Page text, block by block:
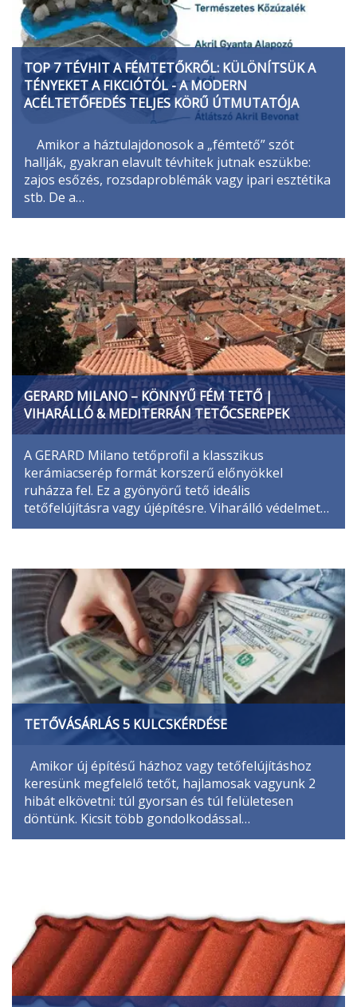
TOP 7 TÉVHIT A FÉMTETŐKRŐL: KÜLÖNÍTSÜK A
TÉNYEKET A FIKCIÓTÓL - A MODERN
ACÉLTETŐFEDÉS TELJES KÖRŰ ÚTMUTATÓJA
Amikor a háztulajdonosok a „fémtető” szót
hallják, gyakran elavult tévhitek jutnak eszükbe:
zajos esőzés, rozsdaproblémák vagy ipari esztétika
stb. De a…
GERARD MILANO – KÖNNYŰ FÉM TETŐ |
VIHARÁLLÓ & MEDITERRÁN TETŐCSEREPEK
A GERARD Milano tetőprofil a klasszikus
kerámiacserép formát korszerű előnyökkel
ruházza fel. Ez a gyönyörű tető ideális
tetőfelújításra vagy újépítésre. Viharálló védelmet…
TETŐVÁSÁRLÁS 5 KULCSKÉRDÉSE
Amikor új építésű házhoz vagy tetőfelújításhoz
keresünk megfelelő tetőt, hajlamosak vagyunk 2
hibát elkövetni: túl gyorsan és túl felületesen
döntünk. Kicsit több gondolkodással…